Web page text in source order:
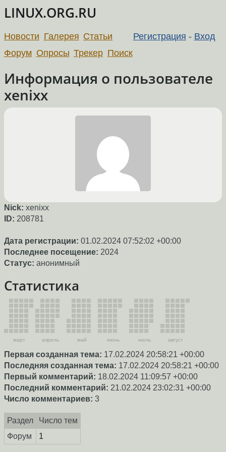
LINUX.ORG.RU
Регистрация - Вход
Новости Галерея Статьи
Форум Опросы Трекер Поиск
Информация о пользователе
xenixx
Nick: xenixx
ID: 208781
Дата регистрации: 01.02.2024 07:52:02 +00:00
Последнее посещение: 2024
Статус: анонимный
Статистика
март апрель май июнь июль август
Первая созданная тема: 17.02.2024 20:58:21 +00:00
Последняя созданная тема: 17.02.2024 20:58:21 +00:00
Первый комментарий: 18.02.2024 11:09:57 +00:00
Последний комментарий: 21.02.2024 23:02:31 +00:00
Число комментариев: 3
Раздел
Число тем
Форум
1